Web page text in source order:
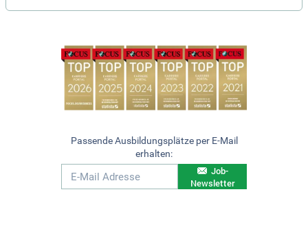
Passende Ausbildungsplätze per E-Mail
erhalten:
Job-
Newsletter